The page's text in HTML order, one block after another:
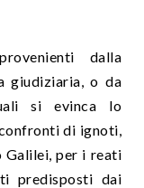
dalla
giudiziaria, o da
si evinca lo
di ignoti,
Galilei, per i reati
predisposti dai